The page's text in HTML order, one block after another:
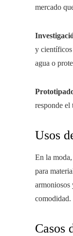
mercado
y científicos
agua o
responde el
Usos
En la
para
armoniosos
comodidad.
Casos